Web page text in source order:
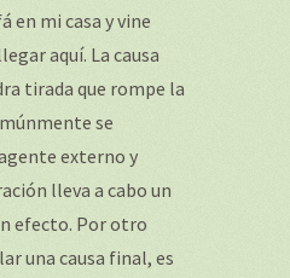
en mi casa y vine
aquí. La causa
tirada que rompe la
se
externo y
lleva a cabo un
efecto. Por otro
una causa final, es